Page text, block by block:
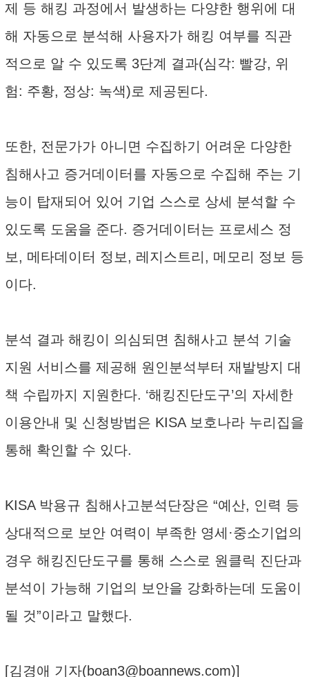
제 등 해킹 과정에서 발생하는 다양한 행위에 대
해 자동으로 분석해 사용자가 해킹 여부를 직관
적으로 알 수 있도록 3단계 결과(심각: 빨강, 위
험: 주황, 정상: 녹색)로 제공된다.
또한, 전문가가 아니면 수집하기 어려운 다양한
침해사고 증거데이터를 자동으로 수집해 주는 기
능이 탑재되어 있어 기업 스스로 상세 분석할 수
있도록 도움을 준다. 증거데이터는 프로세스 정
보, 메타데이터 정보, 레지스트리, 메모리 정보 등
이다.
분석 결과 해킹이 의심되면 침해사고 분석 기술
지원 서비스를 제공해 원인분석부터 재발방지 대
책 수립까지 지원한다. ‘해킹진단도구’의 자세한
이용안내 및 신청방법은 KISA 보호나라 누리집을
통해 확인할 수 있다.
KISA 박용규 침해사고분석단장은 “예산, 인력 등
상대적으로 보안 여력이 부족한 영세·중소기업의
경우 해킹진단도구를 통해 스스로 원클릭 진단과
분석이 가능해 기업의 보안을 강화하는데 도움이
될 것”이라고 말했다.
[김경애 기자(boan3@boannews.com)]